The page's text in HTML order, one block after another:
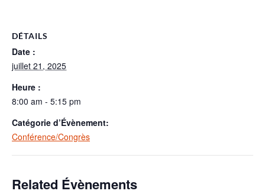
DÉTAILS
Date :
juillet 21, 2025
Heure :
8:00 am - 5:15 pm
Catégorie d’Évènement:
Conférence/Congrès
Related Évènements